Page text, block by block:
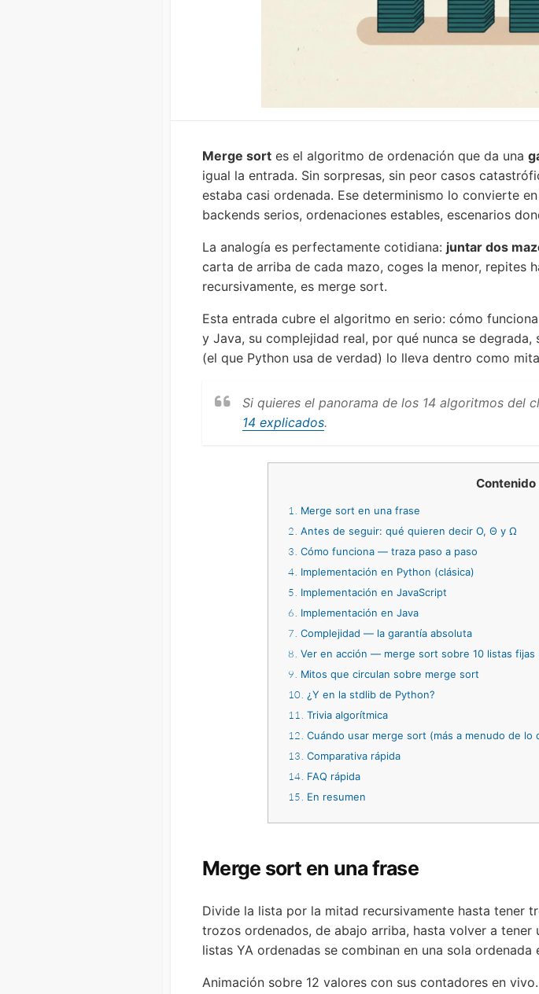
Merge sort es el algoritmo de ordenación que da una
igual la entrada. Sin sorpresas, sin peor casos
estaba casi ordenada. Ese determinismo lo convierte
backends serios, ordenaciones estables, escenarios
La analogía es perfectamente cotidiana: juntar dos
carta de arriba de cada mazo, coges la menor, repites
recursivamente, es merge sort.
Esta entrada cubre el algoritmo en serio: cómo
y Java, su complejidad real, por qué nunca se
(el que Python usa de verdad) lo lleva dentro como
Si quieres el panorama de los 14 algoritmos del
14 explicados.
Contenido
1
Merge sort en una frase
2 Antes de seguir: qué quieren decir O, Θ y Ω
3 Cómo funciona — traza paso a paso
4 Implementación en Python (clásica)
5
Implementación en JavaScript
6
Implementación en Java
7 Complejidad — la garantía absoluta
8 Ver en acción — merge sort sobre 10 listas fijas
9
Mitos que circulan sobre merge sort
10
¿Y en la stdlib de Python?
11
Trivia algorítmica
12 Cuándo usar merge sort (más a menudo de lo
13 Comparativa rápida
14 FAQ rápida
15
En resumen
Merge sort en una frase
Divide la lista por la mitad recursivamente hasta tener
trozos ordenados, de abajo arriba, hasta volver a
listas YA ordenadas se combinan en una sola ordenada
Animación sobre 12 valores con sus contadores en